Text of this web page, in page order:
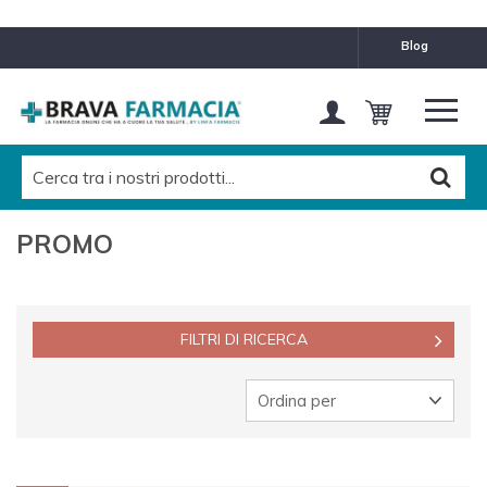
blog
CATEGORIE
PRODOTTI GRAN RISPARMIO
PROMO FILLERINA 1+1
PROMO
FILTRI DI RICERCA
Ordina per